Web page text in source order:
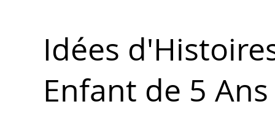
Idées
Enfant de 5 Ans